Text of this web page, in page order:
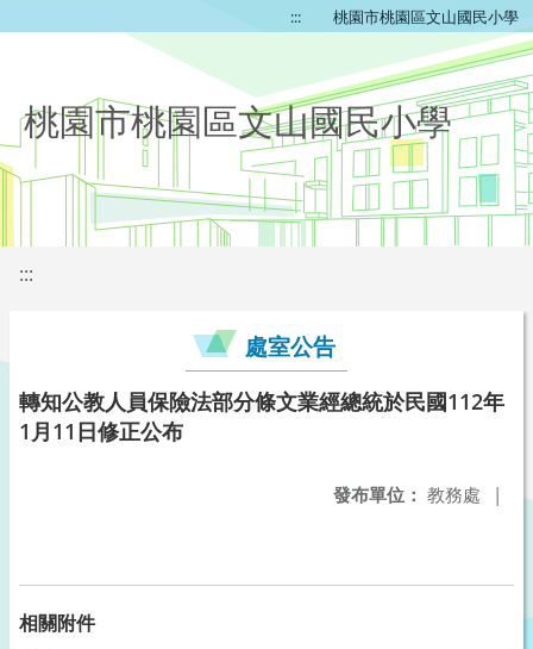
::: 桃園市桃園區文山國民小學
桃園市桃園區文山國民小學
:::
處室公告
轉知公教人員保險法部分條文業經總統於民國112年
1月11日修正公布
發布單位： 教務處 |
相關附件